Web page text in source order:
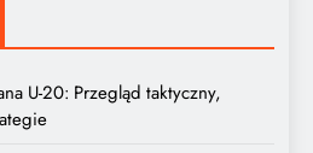
U-20: Przegląd taktyczny,